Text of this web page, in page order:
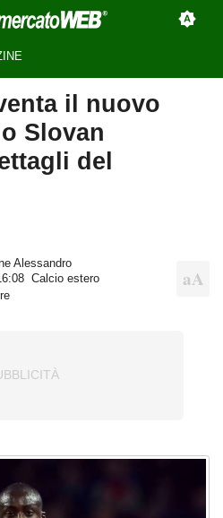
il nuovo
Slovan
del
Alessandro
Calcio estero